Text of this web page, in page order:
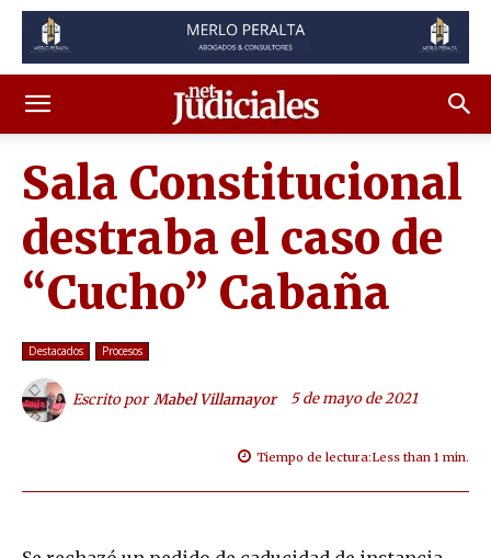
Sala Constitucional
destraba el caso de
“Cucho” Cabaña
Destacados Procesos
Escrito por Mabel Villamayor 5 de mayo de 2021
Tiempo de lectura:Less than 1 min.